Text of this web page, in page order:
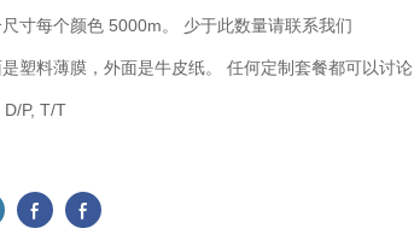
寸每个颜色 5000m。 少于此数量请联系我们
是塑料薄膜，外面是牛皮纸。 任何定制套餐都可以讨论
D/P, T/T